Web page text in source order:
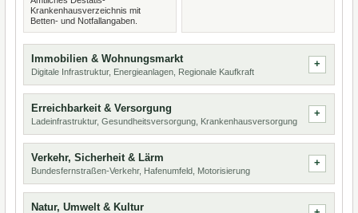
Krankenhausverzeichnis mit
Betten- und Notfallangaben.
Immobilien & Wohnungsmarkt
Digitale Infrastruktur, Energieanlagen, Regionale Kaufkraft
Erreichbarkeit & Versorgung
Ladeinfrastruktur, Gesundheitsversorgung, Krankenhausversorgung
Verkehr, Sicherheit & Lärm
Bundesfernstraßen-Verkehr, Hafenumfeld, Motorisierung
Natur, Umwelt & Kultur